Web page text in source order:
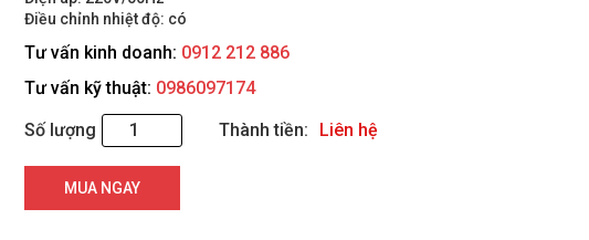
Điều chỉnh nhiệt độ: có
Tư vấn kinh doanh: 0912 212 886
Tư vấn kỹ thuật: 0986097174
Số lượng
Thành tiền: Liên hệ
MUA NGAY